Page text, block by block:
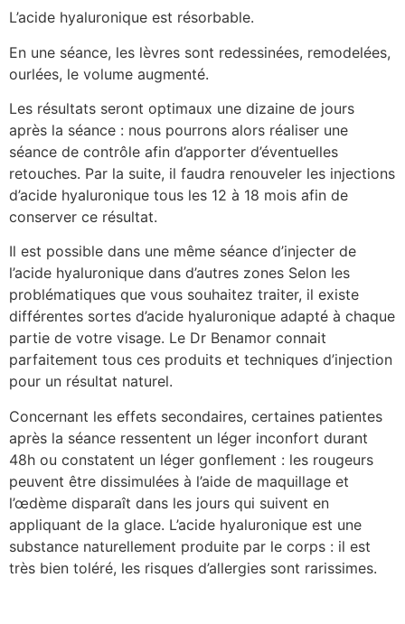
L’acide hyaluronique est résorbable.
En une séance, les lèvres sont redessinées, remodelées,
ourlées, le volume augmenté.
Les résultats seront optimaux une dizaine de jours
après la séance : nous pourrons alors réaliser une
séance de contrôle afin d’apporter d’éventuelles
retouches. Par la suite, il faudra renouveler les injections
d’acide hyaluronique tous les 12 à 18 mois afin de
conserver ce résultat.
Il est possible dans une même séance d’injecter de
l’acide hyaluronique dans d’autres zones Selon les
problématiques que vous souhaitez traiter, il existe
différentes sortes d’acide hyaluronique adapté à chaque
partie de votre visage. Le Dr Benamor connait
parfaitement tous ces produits et techniques d’injection
pour un résultat naturel.
Concernant les effets secondaires, certaines patientes
après la séance ressentent un léger inconfort durant
48h ou constatent un léger gonflement : les rougeurs
peuvent être dissimulées à l’aide de maquillage et
l’œdème disparaît dans les jours qui suivent en
appliquant de la glace. L’acide hyaluronique est une
substance naturellement produite par le corps : il est
très bien toléré, les risques d’allergies sont rarissimes.